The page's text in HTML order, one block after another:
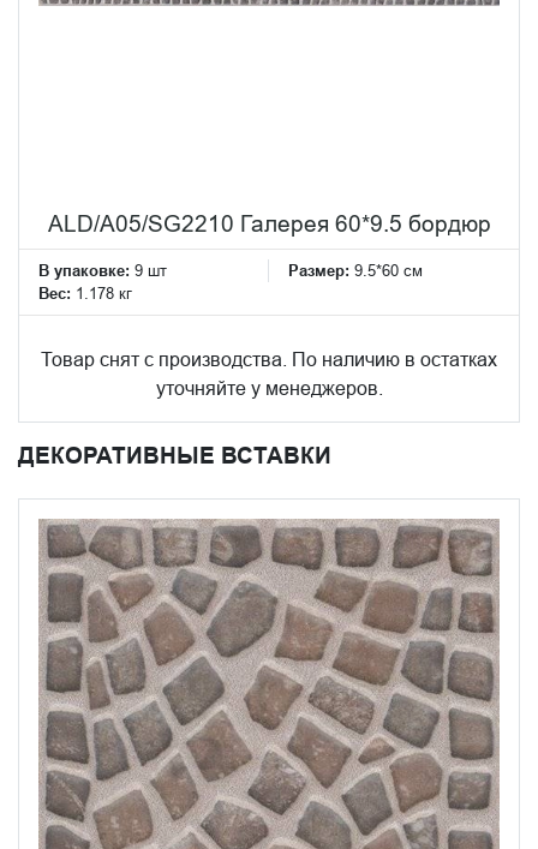
ALD/A05/SG2210 Галерея 60*9.5 бордюр
В упаковке: 9 шт Размер: 9.5*60 см
Вес: 1.178 кг
Товар снят с производства. По наличию в остатках
уточняйте у менеджеров.
ДЕКОРАТИВНЫЕ ВСТАВКИ